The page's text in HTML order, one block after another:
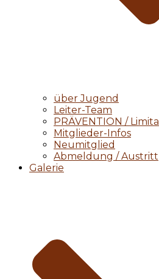
über Jugend
Leiter-Team
PRÄVENTION / Limita
Mitglieder-Infos
Neumitglied
Abmeldung / Austritt
Galerie